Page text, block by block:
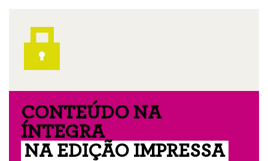
CONTEÚDO NA
ÍNTEGRA
NA EDIÇÃO IMPRESSA